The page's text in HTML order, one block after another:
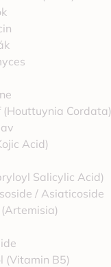
Cordata)
Acid)
Salicylic Acid)
/ Asiaticoside
(Vitamin B5)